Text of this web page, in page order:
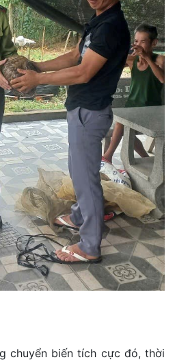
chuyển biến tích cực đó, thời